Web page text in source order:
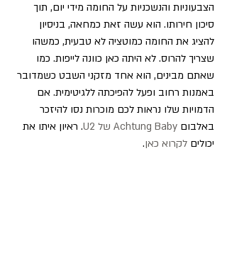
הצבעוניות והנשכניות על החומה מידי יום, תוך
סיכון חירותו. הוא עשה זאת כמחאה, בניסיון
להציג את החומה כמוטציה לא טבעית, כמשהו
שצריך להרוס. לא היתה כאן כוונה לייפות. כמו
שאתם מבינים, הוא אחד מזקני השבט כשמדובר
באמנות רחוב ופעל להפיכתה ללגיטימית. אם
הדמויות שלו נראות לכם מוכרות נסו להיזכר
באלבום
. ראיון איתו את
יכולים לקרוא כאן.